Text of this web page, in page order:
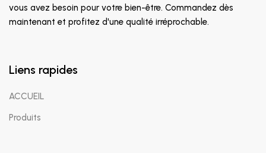
vous avez besoin pour votre bien-être. Commandez dès
maintenant et profitez d'une qualité irréprochable.
Liens rapides
ACCUEIL
Produits